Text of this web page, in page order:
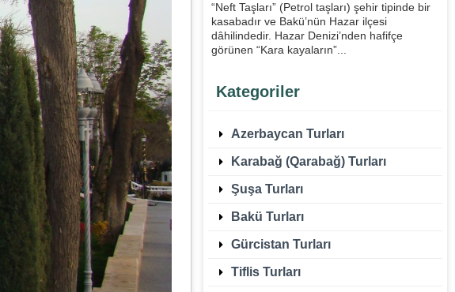
“Neft Taşları” (Petrol taşları) şehir tipinde bir
kasabadır ve Bakü’nün Hazar ilçesi
dâhilindedir. Hazar Denizi’nden hafifçe
görünen “Kara kayaların”...
Kategoriler
Azerbaycan Turları
Karabağ (Qarabağ) Turları
Şuşa Turları
Bakü Turları
Gürcistan Turları
Tiflis Turları